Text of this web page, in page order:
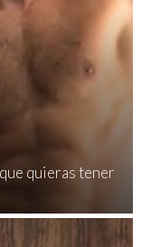
quieras tener